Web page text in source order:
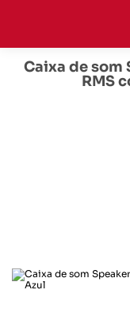
Caixa de som
RMS